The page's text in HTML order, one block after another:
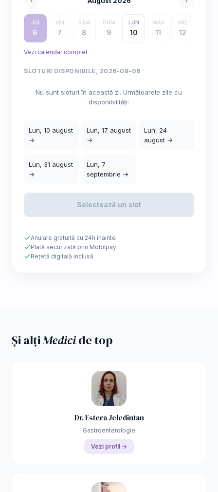
JOI
6
VIN
7
SÂM
8
DUM
9
LUN
10
MAR
11
MIE
12
Vezi calendar complet
SLOTURI DISPONIBILE, 2026-08-06
Nu sunt sloturi în această zi. Următoarele zile cu
disponibilități:
Lun, 10 august
→
Lun, 17 august
→
Lun, 24
august →
Lun, 31 august
→
Lun, 7
septembrie →
Selectează un slot
Anulare gratuită cu 24h înainte
Plată securizată prin Mobilpay
Rețetă digitală inclusă
Și alțiMedicide top
Dr. Estera Jeledintan
Gastroenterologie
Vezi profil →